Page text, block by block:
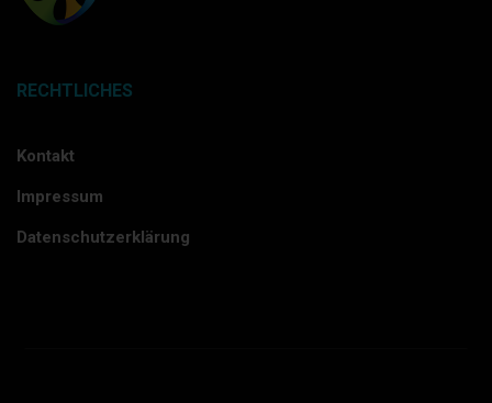
RECHTLICHES
Kontakt
Impressum
Datenschutzerklärung